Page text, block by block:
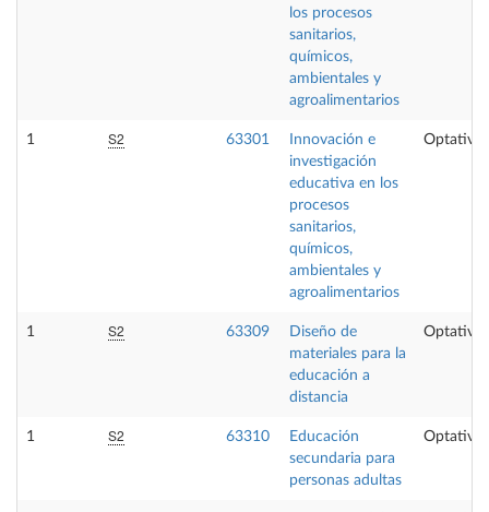
los procesos
sanitarios,
químicos,
ambientales y
agroalimentarios
1 S2 63301
Innovación e
investigación
educativa en los
procesos
sanitarios,
químicos,
ambientales y
agroalimentarios
Optativa
1 S2 63309
Diseño de
materiales para la
educación a
distancia
Optativa
1 S2 63310
Educación
secundaria para
personas adultas
Optativa